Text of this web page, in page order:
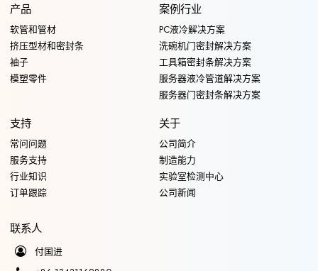
产品
软管和管材
挤压型材和密封条
袖子
模塑零件
案例行业
PC液冷解决方案
洗碗机门密封解决方案
工具箱密封条解决方案
服务器液冷管道解决方案
服务器门密封条解决方案
支持
常问问题
服务支持
行业知识
订单跟踪
关于
公司简介
制造能力
实验室检测中心
公司新闻
联系人
付国进